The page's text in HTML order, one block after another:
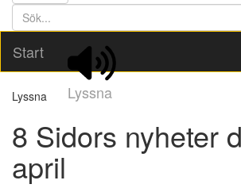
Söktext
Start
Lyssna
Lyssna
8 Sidors nyheter
april